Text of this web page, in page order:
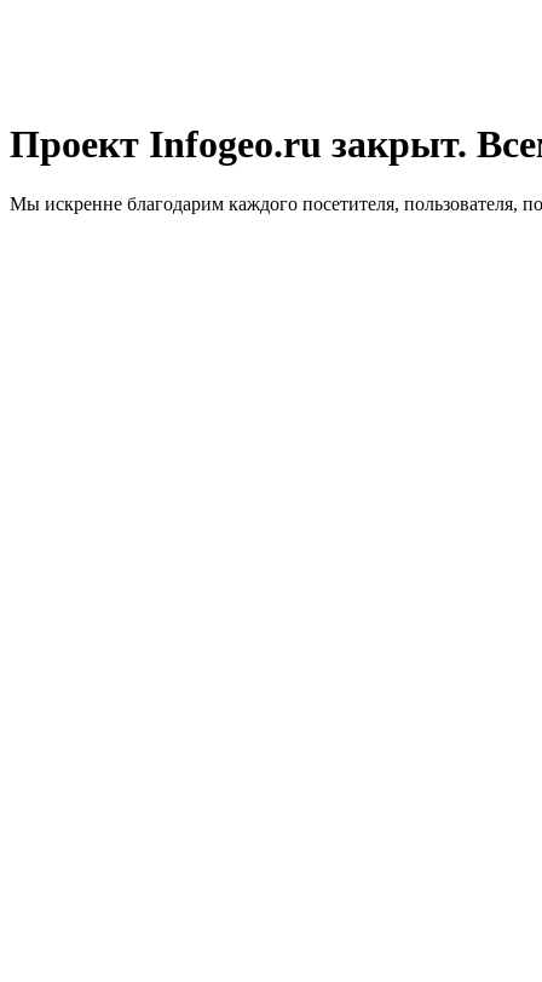
Проект Infogeo.ru закрыт.
Мы искренне благодарим каждого посетителя, пользователя,